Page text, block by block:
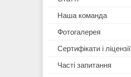
Наша команда
Фотогалерея
Сертифікати і ліцензії
Часті запитання